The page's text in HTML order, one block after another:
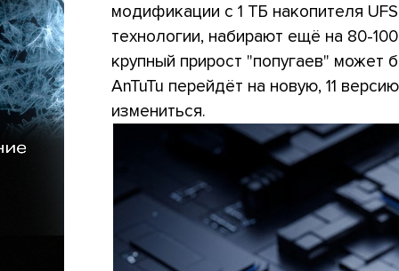
модификации с 1 ТБ накопителя
технологии, набирают ещё на 80-
крупный прирост "попугаев" может
AnTuTu перейдёт на новую, 11
измениться.